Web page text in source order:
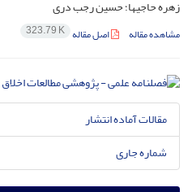
زهره حاجیها؛ حسین رجب دری
مشاهده مقاله اصل مقاله 323.79 K
مقالات آماده انتشار
شماره جاری